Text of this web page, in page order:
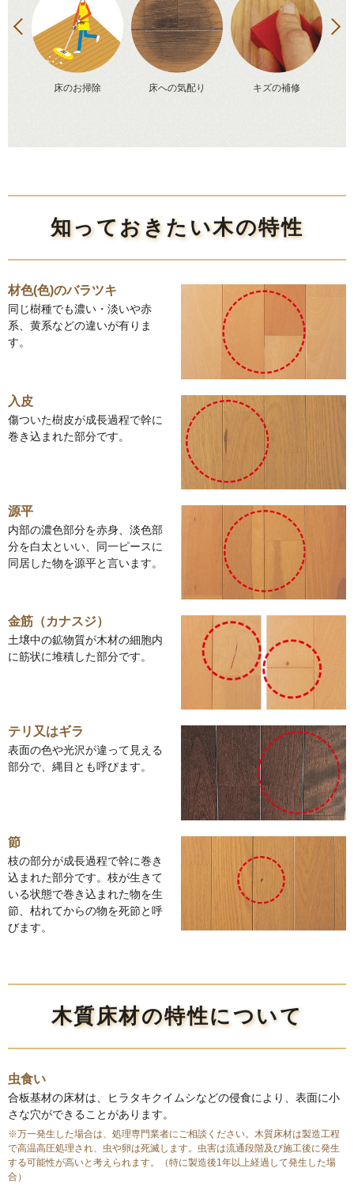
P
r
床のお掃除 床への気配り キズの補修
N
e
x
知っておきたい木の特性
材色(色)のバラツキ
同じ樹種でも濃い・淡いや赤
系、黄系などの違いが有りま
す。
入皮
傷ついた樹皮が成長過程で幹に
巻き込まれた部分です。
源平
内部の濃色部分を赤身、淡色部
分を白太といい、同一ピースに
同居した物を源平と言います。
金筋（カナスジ）
土壌中の鉱物質が木材の細胞内
に筋状に堆積した部分です。
テリ又はギラ
表面の色や光沢が違って見える
部分で、縄目とも呼びます。
節
枝の部分が成長過程で幹に巻き
込まれた部分です。枝が生きて
いる状態で巻き込まれた物を生
節、枯れてからの物を死節と呼
びます。
木質床材の特性について
虫食い
合板基材の床材は、ヒラタキクイムシなどの侵食により、表面に小
さな穴ができることがあります。
※万一発生した場合は、処理専門業者にご相談ください。木質床材は製造工程
で高温高圧処理され、虫や卵は死滅します。虫害は流通段階及び施工後に発生
する可能性が高いと考えられます。（特に製造後1年以上経過して発生した場
合）